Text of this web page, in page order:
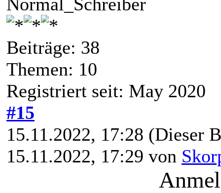
Beiträge: 38
Themen: 10
Registriert seit: May 2020
#15
15.11.2022, 17:28 (Dieser
15.11.2022, 17:29 von